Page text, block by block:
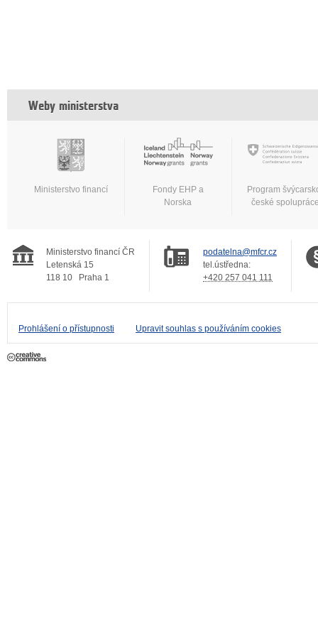
Weby ministerstva
Ministerstvo financí
Fondy EHP a
Norska
Program
české
Ministerstvo financí ČR
Letenská 15
118 10
Praha 1
podatelna@mfcr.cz
tel.ústředna:
+420 257 041 111
Prohlášení o přístupnosti Upravit souhlas s používáním cookies